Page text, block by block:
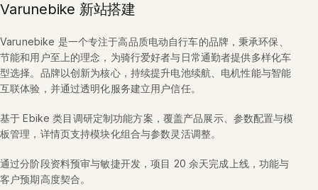
Varunebike 新站搭建
Varunebike 是一个专注于高品质电动自行车的品牌，秉承环保、
节能和用户至上的理念，为骑行爱好者与日常通勤者提供多样化车
型选择。品牌以创新为核心，持续提升电池续航、电机性能与智能
互联体验，并通过透明化服务建立用户信任。
基于 Ebike 类目调研定制功能方案，覆盖产品展示、参数配置与模
板管理，详情页支持模块化组合与参数灵活调整。
通过分阶段资料预审与敏捷开发，项目 20 余天完成上线，功能与
客户预期高度契合。